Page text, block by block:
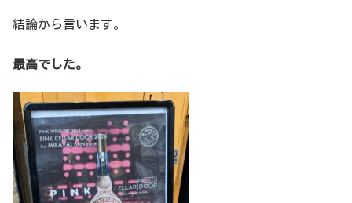
結論から言います。
最高でした。